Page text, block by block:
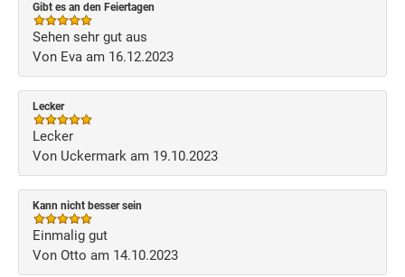
Gibt es an den Feiertagen
Sehen sehr gut aus
Von Eva am 16.12.2023
Lecker
Lecker
Von Uckermark am 19.10.2023
Kann nicht besser sein
Einmalig gut
Von Otto am 14.10.2023